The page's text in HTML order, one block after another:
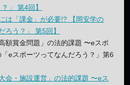
」 第4回】
は「課金」が必要!? 【岡安学の
ろう？」 第5回】
額賞金問題」の法的課題 〜eスポ
eスポーツってなんだろう？」第6
会・施設運営」の法的課題 〜eス